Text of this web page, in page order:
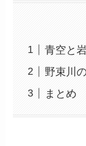
青空と
野束川
まとめ